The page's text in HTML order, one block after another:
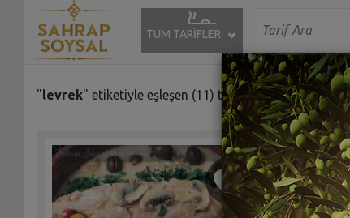
TÜM TARİFLER
"levrek" etiketiyle eşleşen (11) tarif bulundu.